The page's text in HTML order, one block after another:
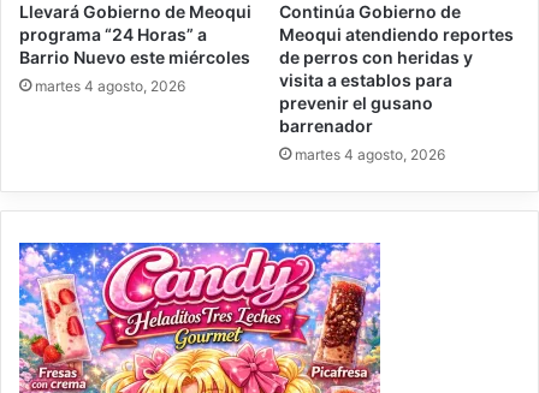
Llevará Gobierno de Meoqui
programa “24 Horas” a
Barrio Nuevo este miércoles
martes 4 agosto, 2026
Continúa Gobierno de
Meoqui atendiendo reportes
de perros con heridas y
visita a establos para
prevenir el gusano
barrenador
martes 4 agosto, 2026